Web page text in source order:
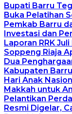
Bupati Barru
Buka Pelatihan
Pemkab Barru
Investasi dan
Laporan RRK
Soppeng Riaja
Dua
Kabupaten
Hari Anak
Makkah untuk
Pelantikan
Resmi Digelar,